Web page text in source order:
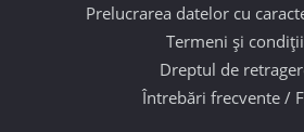
Prelucrarea datelor cu
Termeni și condiții
Dreptul de
Întrebări frecvente /